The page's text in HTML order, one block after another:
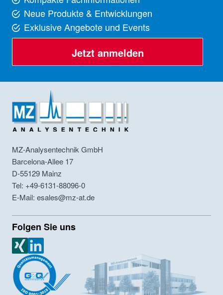
Neue Produkte & Entwicklungen
Exklusive Angebote und Events
Jetzt anmelden
MZ-Analysentechnik GmbH
Barcelona-Allee 17
D-55129 Mainz
Tel: +49-6131-88096-0
E-Mail: esales@mz-at.de
Folgen Sie uns
MZ Analysentechnik Xing
MZ Analysentechnik LinkedIn